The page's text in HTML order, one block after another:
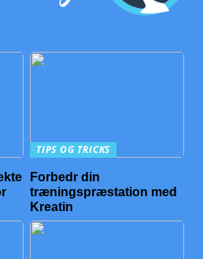
TIPS OG TRICKS
Forbedr din
træningspræstation med
Kreatin